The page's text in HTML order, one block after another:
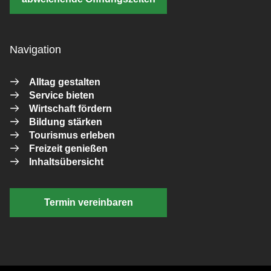
Navigation
Alltag gestalten
Service bieten
Wirtschaft fördern
Bildung stärken
Tourismus erleben
Freizeit genießen
Inhaltsübersicht
Termin vereinbaren